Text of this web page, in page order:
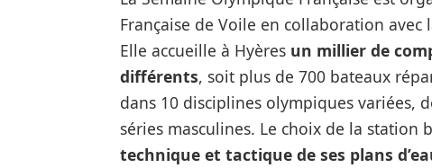
Française de Voile en collaboration
Elle accueille à Hyères un millier de
différents, soit plus de 700 bateaux
dans 10 disciplines olympiques variées,
séries masculines. Le choix de la station
technique et tactique de ses plans